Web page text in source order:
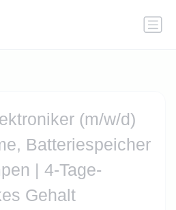
(m/w/d)
Batteriespeicher
| 4-Tage-
Gehalt